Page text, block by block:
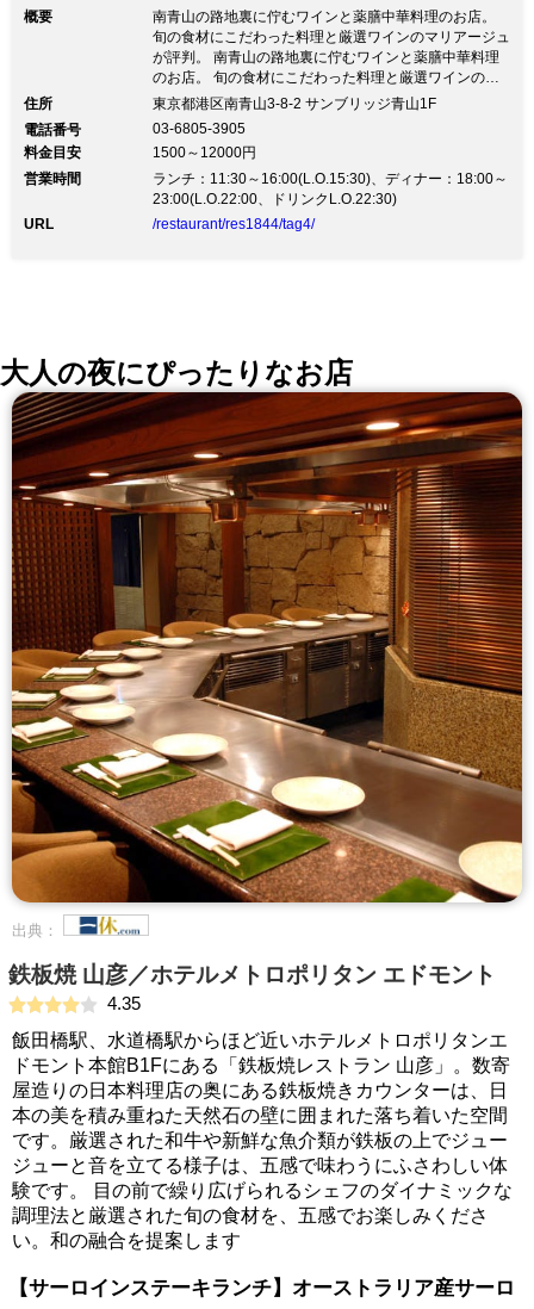
す。当店ではその「節目」（約二週間に
一回）ごとにメニューを変更し料理を提
供しております。 4種の前菜盛り合わ
せ、海鮮料理、肉料理、食事、デザート
を含む全7品のランチコース。 「身体と
心を癒すこだわりの中国料理」で、「季
節」を感じて頂けましたら幸いでござい
概要
南青山の路地裏に佇むワインと薬膳中華料理のお店。
旬の食材にこだわった料理と厳選ワインのマリアージュ
が評判。 南青山の路地裏に佇むワインと薬膳中華料理
のお店。 旬の食材にこだわった料理と厳選ワインのマ
リアージュが評判。南青山の路地裏に店を構える中華料
料を使用しない健康に配慮した料理が並ぶ。新鮮な食材
にこだわり、野菜は栃木県足利市の自家農園で栽培。魚
介は築地を中心に、季節に応じて日光の鱒や東松島の牡
蠣を産地より直送する。コース料理は一皿ずつ提供する
スタイルで、ソムリエが厳選したワインとのマリアージ
住所
東京都港区南青山3-8-2 サンブリッジ青山1F
電話番号
03-6805-3905
料金目安
1500～12000円
営業時間
ランチ：11:30～16:00(L.O.15:30)、ディナー：18:00～
23:00(L.O.22:00、ドリンクL.O.22:30)
URL
/restaurant/res1844/tag4/
大人の夜にぴったりなお店
出典：
鉄板焼 山彦／ホテルメトロポリタン エドモント
4.35
飯田橋駅、水道橋駅からほど近いホテルメトロポリタンエ
ドモント本館B1Fにある「鉄板焼レストラン 山彦」。数寄
屋造りの日本料理店の奥にある鉄板焼きカウンターは、日
本の美を積み重ねた天然石の壁に囲まれた落ち着いた空間
です。厳選された和牛や新鮮な魚介類が鉄板の上でジュー
ジューと音を立てる様子は、五感で味わうにふさわしい体
験です。 目の前で繰り広げられるシェフのダイナミックな
調理法と厳選された旬の食材を、五感でお楽しみくださ
い。和の融合を提案します
【サーロインステーキランチ】オーストラリア産サーロ